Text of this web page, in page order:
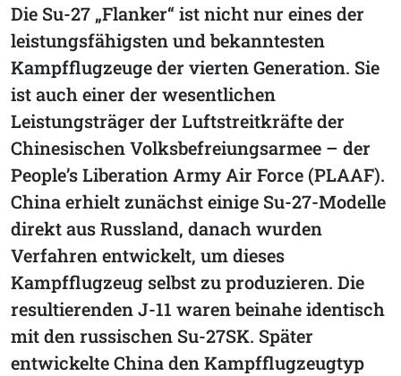
Die Su-27 „Flanker“ ist nicht nur eines der
leistungsfähigsten und bekanntesten
Kampfflugzeuge der vierten Generation. Sie
ist auch einer der wesentlichen
Leistungsträger der Luftstreitkräfte der
Chinesischen Volksbefreiungsarmee – der
People’s Liberation Army Air Force (PLAAF).
China erhielt zunächst einige Su-27-Modelle
direkt aus Russland, danach wurden
Verfahren entwickelt, um dieses
Kampfflugzeug selbst zu produzieren. Die
resultierenden J-11 waren beinahe identisch
mit den russischen Su-27SK. Später
entwickelte China den Kampfflugzeugtyp